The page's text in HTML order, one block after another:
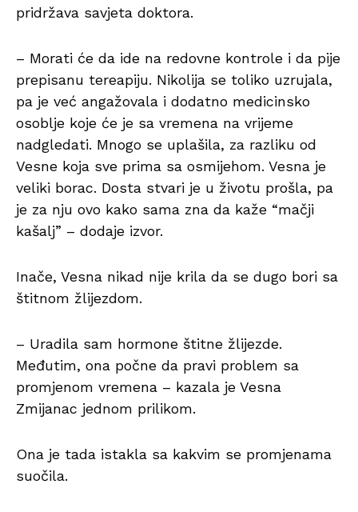
pridržava savjeta doktora.
– Morati će da ide na redovne kontrole i da pije
prepisanu tereapiju. Nikolija se toliko uzrujala,
pa je već angažovala i dodatno medicinsko
osoblje koje će je sa vremena na vrijeme
nadgledati. Mnogo se uplašila, za razliku od
Vesne koja sve prima sa osmijehom. Vesna je
veliki borac. Dosta stvari je u životu prošla, pa
je za nju ovo kako sama zna da kaže “mačji
kašalj” – dodaje izvor.
Inače, Vesna nikad nije krila da se dugo bori sa
štitnom žlijezdom.
– Uradila sam hormone štitne žlijezde.
Međutim, ona počne da pravi problem sa
promjenom vremena – kazala je Vesna
Zmijanac jednom prilikom.
Ona je tada istakla sa kakvim se promjenama
suočila.